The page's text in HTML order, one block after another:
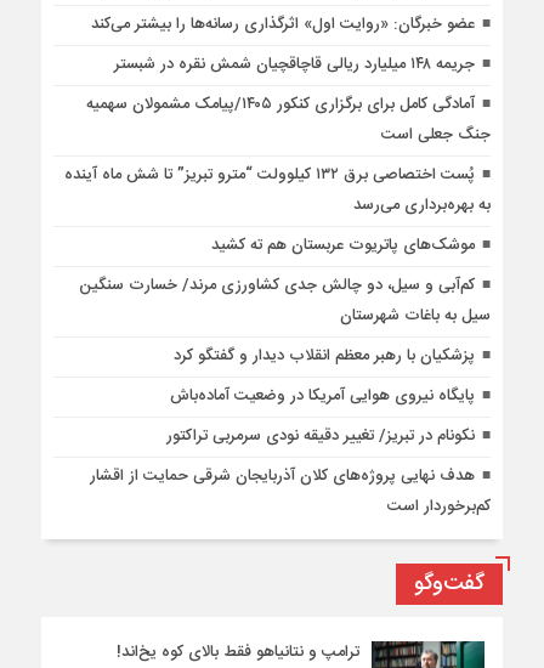
عضو خبرگان: «روایت اول» اثرگذاری رسانه‌ها را بیشتر می‌کند
جریمه ۱۴۸ میلیارد ریالی قاچاقچیان شمش نقره در شبستر
آمادگی کامل برای برگزاری کنکور ۱۴۰۵/پیامک مشمولان سهمیه
جنگ جعلی است
پُست اختصاصی برق ۱۳۲ کیلوولت “مترو تبریز” تا شش ماه آینده
به بهره‌برداری می‌رسد
موشک‌های پاتریوت عربستان هم ته‌ کشید
کم‌آبی و سیل، دو چالش جدی کشاورزی مرند/ خسارت سنگین
سیل به باغات شهرستان
پزشکیان با رهبر معظم انقلاب دیدار و گفتگو کرد
پایگاه نیروی هوایی آمریکا در وضعیت آماده‌باش
نکونام در تبریز/ تغییر دقیقه نودی سرمربی تراکتور
هدف نهایی پروژه‌های کلان آذربایجان شرقی حمایت از اقشار
کم‌برخوردار است
گفت‌وگو
ترامپ و نتانیاهو فقط بالای کوه یخ‌اند!